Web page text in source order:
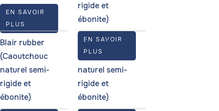
EN SAVOIR
PLUS
rigide et
ébonite)
EN SAVOIR
PLUS
Blair rubber
(Caoutchouc
naturel semi-
rigide et
ébonite)
Rubber Source
(Caoutchouc
naturel semi-
rigide et
ébonite)